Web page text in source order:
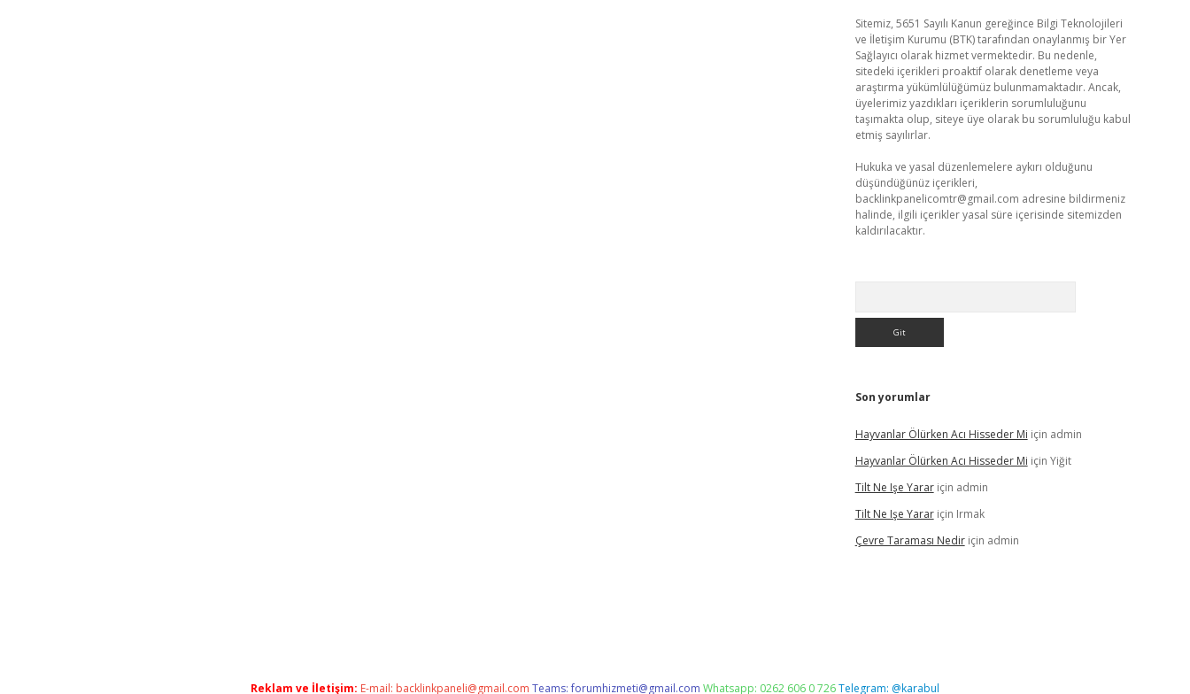
Sitemiz, 5651 Sayılı Kanun gereğince Bilgi Teknolojileri
ve İletişim Kurumu (BTK) tarafından onaylanmış bir Yer
Sağlayıcı olarak hizmet vermektedir. Bu nedenle,
sitedeki içerikleri proaktif olarak denetleme veya
araştırma yükümlülüğümüz bulunmamaktadır. Ancak,
üyelerimiz yazdıkları içeriklerin sorumluluğunu
taşımakta olup, siteye üye olarak bu sorumluluğu kabul
etmiş sayılırlar.
Hukuka ve yasal düzenlemelere aykırı olduğunu
düşündüğünüz içerikleri,
backlinkpanelicomtr@gmail.com adresine bildirmeniz
halinde, ilgili içerikler yasal süre içerisinde sitemizden
kaldırılacaktır.
Son yorumlar
Hayvanlar Ölürken Acı Hisseder Mi için admin
Hayvanlar Ölürken Acı Hisseder Mi için Yiğit
Tilt Ne Işe Yarariçin admin
Tilt Ne Işe Yarariçin Irmak
Çevre Taraması Nediriçin admin
Reklam ve İletişim: E-mail: backlinkpaneli@gmail.com Teams:forumhizmeti@gmail.com Whatsapp: 0262 606 0 726Telegram: @karabul